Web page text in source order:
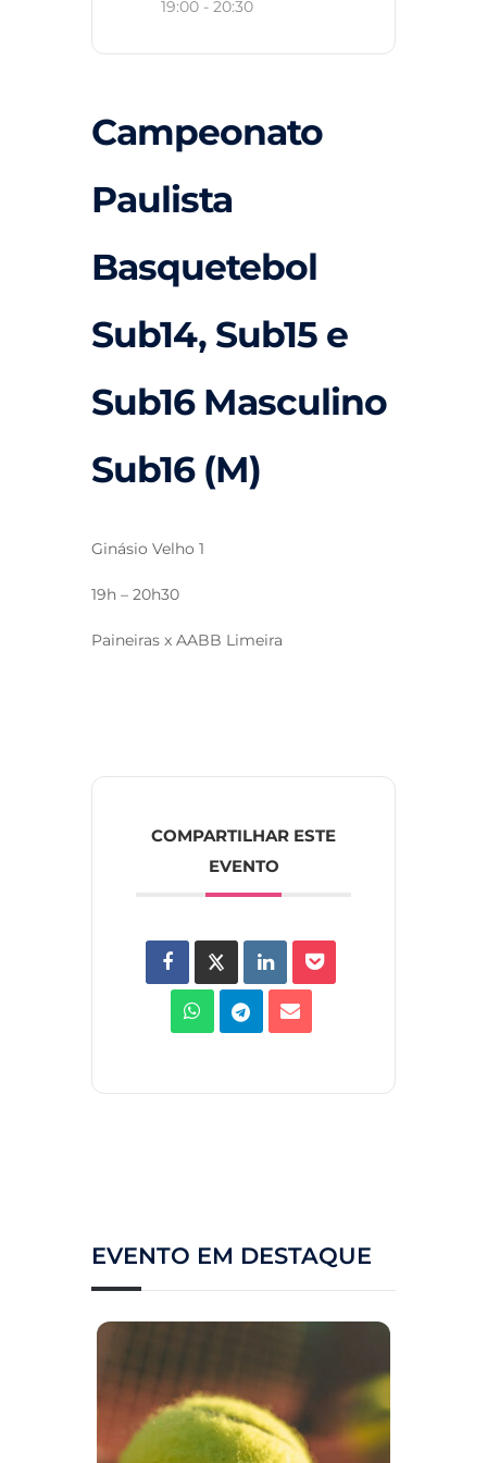
19:00 - 20:30
Campeonato
Paulista
Basquetebol
Sub14, Sub15 e
Sub16 Masculino
Sub16 (M)
Ginásio Velho 1
19h – 20h30
Paineiras x AABB Limeira
COMPARTILHAR ESTE
EVENTO
EVENTO EM DESTAQUE